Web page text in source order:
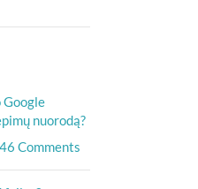
nuorodą?
46 Comments